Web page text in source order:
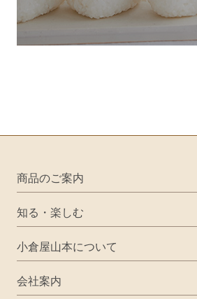
商品のご案内
知る・楽しむ
小倉屋山本について
会社案内